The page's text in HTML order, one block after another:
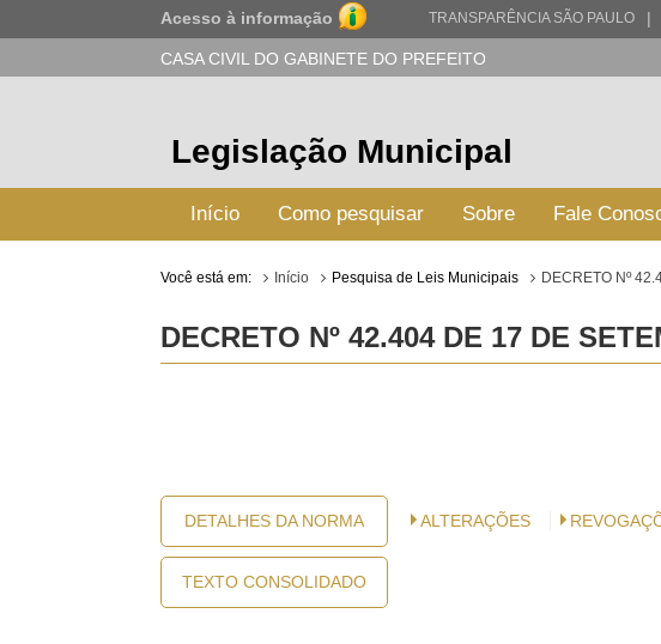
Acesso à informação TRANSPARÊNCIA SÃO PAULO |
CASA CIVIL DO GABINETE DO PREFEITO
Legislação Municipal
Início Como pesquisar Sobre Fale
Você está em: Início Pesquisa de Leis Municipais DECRETO Nº
DECRETO Nº 42.404 DE 17 DE
DETALHES DA NORMA
TEXTO CONSOLIDADO
ALTERAÇÕES